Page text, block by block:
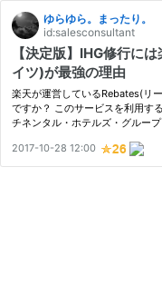
ゆらゆら。まったり。
id:salesconsultant
【決定版】IHG修行に
イツ)が最強の理由
楽天が運営しているRebates(リ
ですか？ このサービスを利用す
チネンタル・ホテルズ・グルー
す。 修行とは・・ホテルグルー
や滞…
2017-10-28 12:00